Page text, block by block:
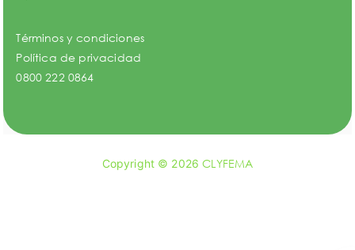
Términos y condiciones
Política de privacidad
0800 222 0864
Copyright © 2026CLYFEMA